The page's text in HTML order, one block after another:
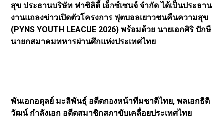
สุข ประธานบริษัท ฟาซิลิตี้ เอ็กซ์เซนจ์ จำกัด ได้เป็นประธาน
งานแถลงข่าวเปิดตัวโครงการ ฟุตบอลเยาวชนคืนความสุข
(PYNS YOUTH LEACUE 2026) พร้อมด้วย นายเอกศิริ ปักษี
นายกสมาคมทหารผ่านศึกแห่งประเทศไทย
พันเอกอดุลย์ มะลิพันธุ์ อดีตกองหน้าทีมชาติไทย, พลเอกธิติ
วัฒน์ กำลังเอก อดีตสมาชิกสภาขับเคลื่อยประเทศไทย